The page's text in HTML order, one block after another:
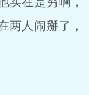
两人闹掰了，